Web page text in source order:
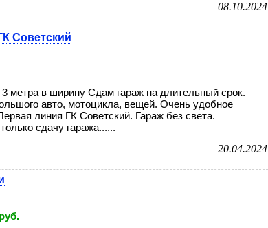
08.10.2024
Советский
метра в ширину Сдам гараж на длительный срок.
авто, мотоцикла, вещей. Очень удобное
линия ГК Советский. Гараж без света.
сдачу гаража......
20.04.2024